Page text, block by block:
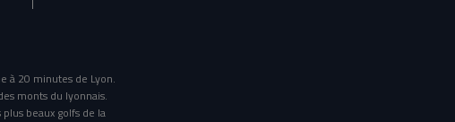
à 20 minutes de Lyon.
monts du lyonnais.
beaux golfs de la